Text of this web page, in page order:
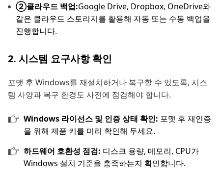
②클라우드 백업:Google Drive, Dropbox, OneDrive와
같은 클라우드 스토리지를 활용해 자동 또는 수동 백업을
진행합니다.
2. 시스템 요구사항 확인
포맷 후 Windows를 재설치하거나 복구할 수 있도록, 시스
템 사양과 복구 환경도 사전에 점검해야 합니다.
Windows 라이선스 및 인증 상태 확인: 포맷 후 재인증
을 위해 제품 키를 미리 확인해 두세요.
하드웨어 호환성 점검: 디스크 용량, 메모리, CPU가
Windows 설치 기준을 충족하는지 확인합니다.